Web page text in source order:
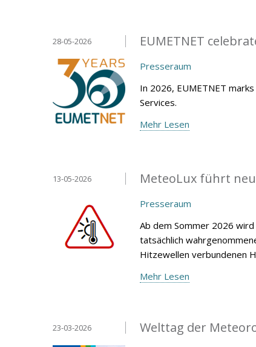
EUMETNET
28-05-2026
Presseraum
In 2026, EUMETNET
Services.
Mehr Lesen
MeteoLux führt
13-05-2026
Presseraum
Ab dem Sommer 2026
tatsächlich
Hitzewellen verbundenen
Mehr Lesen
Welttag der
23-03-2026